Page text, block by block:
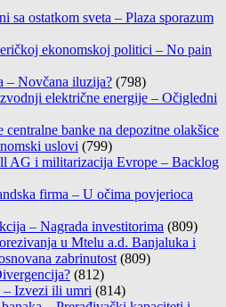
sa ostatkom sveta – Plaza sporazum
ekonomskoj politici – No pain
– Novčana iluzija? (798)
električne energije – Očigledni
centralne banke na depozitne olakšice
uslovi (799)
AG i militarizacija Evrope – Backlog
firma – U očima povjerioca
– Nagrada investitorima (809)
u Mtelu a.d. Banjaluka i
zabrinutost (809)
(812)
– Izvezi ili umri (814)